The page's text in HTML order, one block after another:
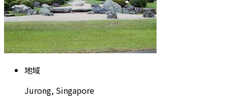
地域
Jurong, Singapore